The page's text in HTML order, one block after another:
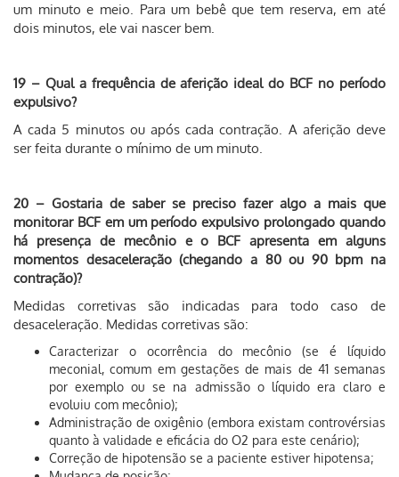
um minuto e meio. Para um bebê que tem reserva, em até
dois minutos, ele vai nascer bem.
19 – Qual a frequência de aferição ideal do BCF no período
expulsivo?
A cada 5 minutos ou após cada contração. A aferição deve
ser feita durante o mínimo de um minuto.
20 – Gostaria de saber se preciso fazer algo a mais que
monitorar BCF em um período expulsivo prolongado quando
há presença de mecônio e o BCF apresenta em alguns
momentos desaceleração (chegando a 80 ou 90 bpm na
contração)?
Medidas corretivas são indicadas para todo caso de
desaceleração. Medidas corretivas são:
Caracterizar o ocorrência do mecônio (se é líquido
meconial, comum em gestações de mais de 41 semanas
por exemplo ou se na admissão o líquido era claro e
evoluiu com mecônio);
Administração de oxigênio (embora existam controvérsias
quanto à validade e eficácia do O2 para este cenário);
Correção de hipotensão se a paciente estiver hipotensa;